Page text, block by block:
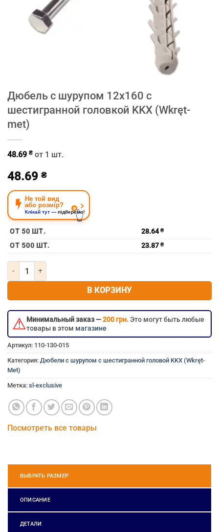
Дюбель с шурупом 12х160 c
шестигранной головкой KKX (Wkręt-
met)
48.69 ₴ от 1 шт.
48.69 ₴
Не той вид
або розмір?
Клікай тут — підберемо!
›
👆
ОТ 50 ШТ. 28.64₴
ОТ 500 ШТ. 23.87 ₴
Количество товара Дюбель с шурупом 12х160 c шестигранной
В КОРЗИНУ
⚠Минимальный заказ —200 грн.Это могут быть любые
товары в этом магазине
Артикул: 110-130-015
Категория: Дюбели с шурупом с шестигранной головой KKX (Wkręt-
Met)
Метка: sl-exclusive
Посмотреть все товары
ВЫБРАТЬ РАЗМЕР
ОПИСАНИЕ
ДЕТАЛИ